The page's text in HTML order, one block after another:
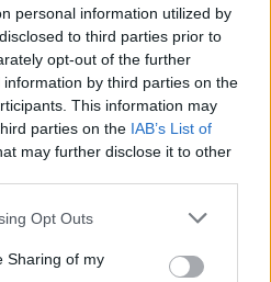
personal information utilized by
to third parties prior to
opt-out of the further
by third parties on the
This information may
parties on the IAB’s List of
may further disclose it to other
Opt Outs
Sharing of my
δήλωσε χθες ότι
του ο πρεσβευτής του
επέτρεψε να εισέλθουν
σιτηρών από τα υπό
εδάφη.
που να υποστηρίζουν
σιτηρά είναι “κλεμμένα”.